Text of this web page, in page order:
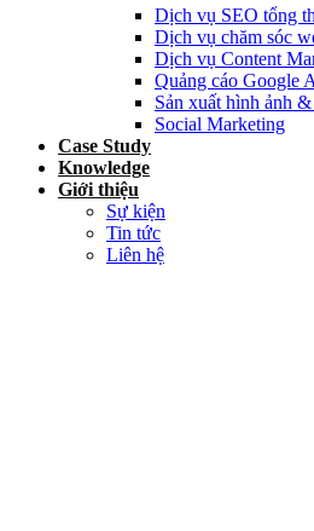
Dịch vụ SEO tổng
Dịch vụ chăm sóc
Dịch vụ Content
Quảng cáo Google
Sản xuất hình ảnh
Social Marketing
Case Study
Knowledge
Giới thiệu
Sự kiện
Tin tức
Liên hệ